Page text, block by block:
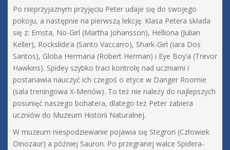
Po nieprzyjaznym przyjęciu Peter udaje się do swojego
pokoju, a następnie na pierwszą lekcję. Klasa Petera składa
się z: Ernsta, No-Girl (Martha Johansson), Helliona (Julian
Keller), Rockslide’a (Santo Vaccarro), Shark-Girl (Iara Dos
Santos), Globa Hermana (Robert Herman) i Eye Boy’a (Trevor
Hawkins). Spidey szybko traci kontrolę nad uczniami i
postanawia nauczyć ich czegoś o etyce w Danger Roomie
(sala treningowa X-Menów). To też nie należy do najlepszych
posunięć naszego bohatera, dlatego też Peter zabiera
uczniów do Muzeum Historii Naturalnej.
W muzeum niespodziewanie pojawia się Stegron (Człowiek
Dinozaur) a później Sauron. Po przegranej walce Spidera-